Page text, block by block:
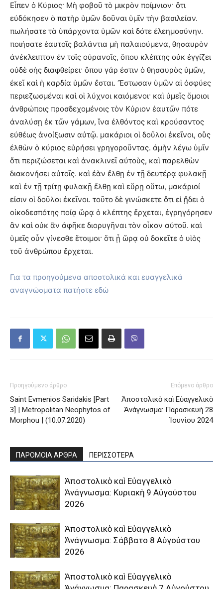
Εἶπεν ὁ Κύριος· Μὴ φοβοῦ τὸ μικρὸν ποίμνιον· ὅτι
εὐδόκησεν ὁ πατὴρ ὑμῶν δοῦναι ὑμῖν τὴν βασιλείαν.
πωλήσατε τὰ ὑπάρχοντα ὑμῶν καὶ δότε ἐλεημοσύνην.
ποιήσατε ἑαυτοῖς βαλάντια μὴ παλαιούμενα, θησαυρὸν
ἀνέκλειπτον ἐν τοῖς οὐρανοῖς, ὅπου κλέπτης οὐκ ἐγγίζει
οὐδὲ σὴς διαφθείρει· ὅπου γάρ ἐστιν ὁ θησαυρὸς ὑμῶν,
ἐκεῖ καὶ ἡ καρδία ὑμῶν ἔσται. Ἔστωσαν ὑμῶν αἱ ὀσφύες
περιεζωσμέναι καὶ οἱ λύχνοι καιόμενοι· καὶ ὑμεῖς ὅμοιοι
ἀνθρώποις προσδεχομένοις τὸν Κύριον ἑαυτῶν πότε
ἀναλύσῃ ἐκ τῶν γάμων, ἵνα ἐλθόντος καὶ κρούσαντος
εὐθέως ἀνοίξωσιν αὐτῷ. μακάριοι οἱ δοῦλοι ἐκεῖνοι, οὓς
ἐλθὼν ὁ κύριος εὑρήσει γρηγοροῦντας. ἀμὴν λέγω ὑμῖν
ὅτι περιζώσεται καὶ ἀνακλινεῖ αὐτοὺς, καὶ παρελθὼν
διακονήσει αὐτοῖς. καὶ ἐὰν ἔλθῃ ἐν τῇ δευτέρᾳ φυλακῇ
καὶ ἐν τῇ τρίτῃ φυλακῇ ἔλθῃ καὶ εὕρῃ οὕτω, μακάριοί
εἰσιν οἱ δοῦλοι ἐκεῖνοι. τοῦτο δὲ γινώσκετε ὅτι εἰ ᾔδει ὁ
οἰκοδεσπότης ποίᾳ ὥρᾳ ὁ κλέπτης ἔρχεται, ἐγρηγόρησεν
ἂν καὶ οὐκ ἂν ἀφῆκε διορυγῆναι τὸν οἶκον αὐτοῦ. καὶ
ὑμεῖς οὖν γίνεσθε ἕτοιμοι· ὅτι ᾗ ὥρᾳ οὐ δοκεῖτε ὁ υἱὸς
τοῦ ἀνθρώπου ἔρχεται.
Για τα προηγούμενα αποστολικά και ευαγγελικά
αναγνώσματα πατήστε εδώ
Προηγούμενο άρθρο
Saint Evmenios Saridakis [Part
3] | Metropolitan Neophytos of
Morphou | (10.07.2020)
Επόμενο άρθρο
Ἀποστολικὸ καὶ Εὐαγγελικὸ
Ἀνάγνωσμα: Παρασκευὴ 28
Ἰουνίου 2024
ΠΑΡΟΜΟΙΑ ΑΡΘΡΑ ΠΕΡΙΣΣΟΤΕΡΑ
Ἀποστολικὸ καὶ Εὐαγγελικὸ
Ἀνάγνωσμα: Κυριακὴ 9 Αὐγούστου
2026
Ἀποστολικὸ καὶ Εὐαγγελικὸ
Ἀνάγνωσμα: Σάββατο 8 Αὐγούστου
2026
Ἀποστολικὸ καὶ Εὐαγγελικὸ